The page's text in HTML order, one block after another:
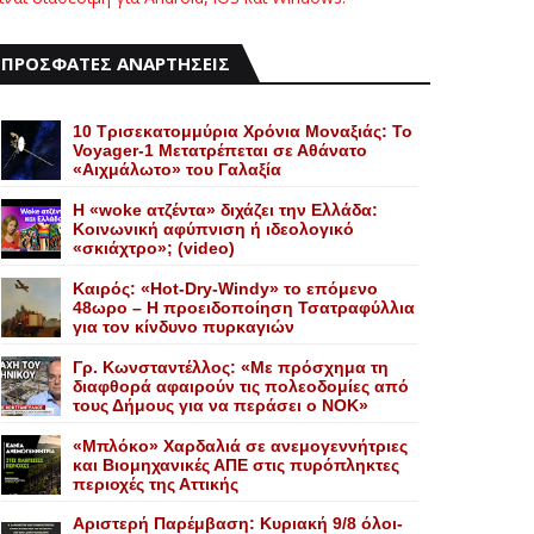
ΠΡΟΣΦΑΤΕΣ ΑΝΑΡΤΗΣΕΙΣ
10 Τρισεκατομμύρια Χρόνια Μοναξιάς: Το
Voyager-1 Μετατρέπεται σε Αθάνατο
«Αιχμάλωτο» του Γαλαξία
Η «woke ατζέντα» διχάζει την Ελλάδα:
Κοινωνική αφύπνιση ή ιδεολογικό
«σκιάχτρο»; (video)
Καιρός: «Hot-Dry-Windy» το επόμενο
48ωρο – Η προειδοποίηση Τσατραφύλλια
για τον κίνδυνο πυρκαγιών
Γρ. Κωνσταντέλλος: «Με πρόσχημα τη
διαφθορά αφαιρούν τις πολεοδομίες από
τους Δήμους για να περάσει ο NOK»
«Mπλόκο» Xαρδαλιά σε ανεμογεννήτριες
και Bιομηχανικές ΑΠΕ στις πυρόπληκτες
περιοχές της Αττικής
Αριστερή Παρέμβαση: Κυριακή 9/8 όλοι-